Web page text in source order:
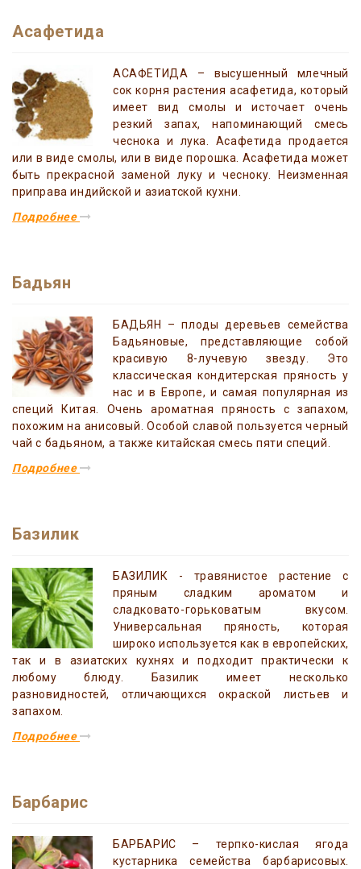
Асафетида
АСАФЕТИДА – высушенный млечный
сок корня растения асафетида, который
имеет вид смолы и источает очень
резкий запах, напоминающий смесь
чеснока и лука. Асафетида продается
или в виде смолы, или в виде порошка. Асафетида может
быть прекрасной заменой луку и чесноку. Неизменная
приправа индийской и азиатской кухни.
Подробнее
Бадьян
БАДЬЯН – плоды деревьев семейства
Бадьяновые, представляющие собой
красивую 8-лучевую звезду. Это
классическая кондитерская пряность у
нас и в Европе, и самая популярная из
специй Китая. Очень ароматная пряность с запахом,
похожим на анисовый. Особой славой пользуется черный
чай с бадьяном, а также китайская смесь пяти специй.
Подробнее
Базилик
БАЗИЛИК - травянистое растение с
пряным сладким ароматом и
сладковато-горьковатым вкусом.
Универсальная пряность, которая
широко используется как в европейских,
так и в азиатских кухнях и подходит практически к
любому блюду. Базилик имеет несколько
разновидностей, отличающихся окраской листьев и
запахом.
Подробнее
Барбарис
БАРБАРИС – терпко-кислая ягода
кустарника семейства барбарисовых.